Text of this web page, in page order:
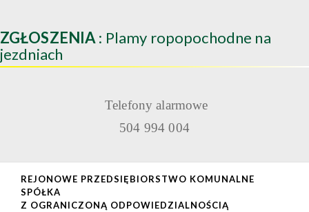
ZGŁOSZENIA : Plamy ropopochodne na
jezdniach
Telefony alarmowe
504 994 004
REJONOWE PRZEDSIĘBIORSTWO KOMUNALNE
SPÓŁKA
Z OGRANICZONĄ ODPOWIEDZIALNOŚCIĄ